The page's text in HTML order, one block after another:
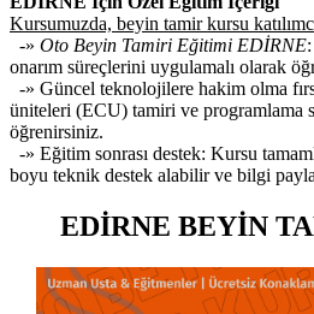
Kursumuzda, beyin tamir kursu
-» Oto Beyin Tamiri Eğitimi EDİRNE
onarım süreçlerini uygulamalı olarak
-» Güncel teknolojilere hakim olma
üniteleri (ECU) tamiri ve programlama
öğrenirsiniz.
-» Eğitim sonrası destek: Kursu
boyu teknik destek alabilir ve bilgi
EDİRNE BEYİN